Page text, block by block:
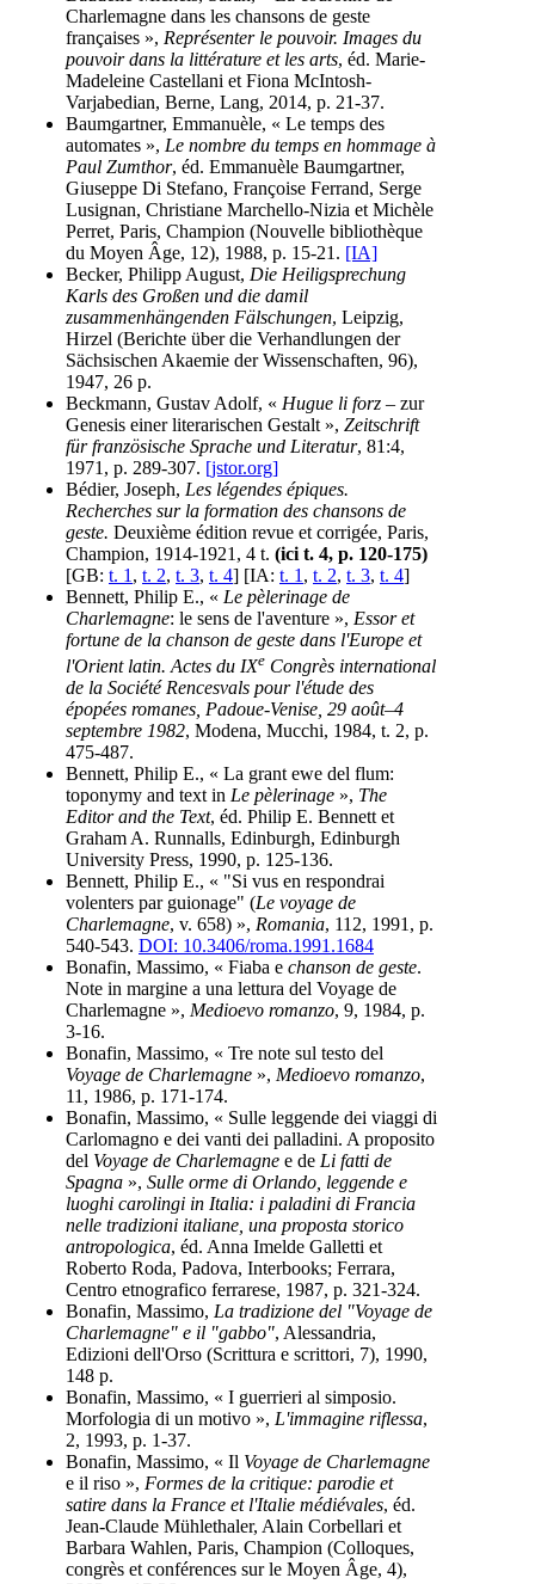
Charlemagne dans les chansons de geste
françaises », Représenter le pouvoir. Images du
pouvoir dans la littérature et les arts, éd. Marie-
Madeleine Castellani et Fiona McIntosh-
Varjabedian, Berne, Lang, 2014, p. 21-37.
Baumgartner, Emmanuèle, « Le temps des
automates », Le nombre du temps en hommage à
Paul Zumthor, éd. Emmanuèle Baumgartner,
Giuseppe Di Stefano, Françoise Ferrand, Serge
Lusignan, Christiane Marchello-Nizia et Michèle
Perret, Paris, Champion (Nouvelle bibliothèque
du Moyen Âge, 12), 1988, p. 15-21. [IA]
Becker, Philipp August, Die Heiligsprechung
Karls des Großen und die damil
zusammenhängenden Fälschungen, Leipzig,
Hirzel (Berichte über die Verhandlungen der
Sächsischen Akaemie der Wissenschaften, 96),
1947, 26 p.
Beckmann, Gustav Adolf, « Hugue li forz – zur
Genesis einer literarischen Gestalt », Zeitschrift
für französische Sprache und Literatur, 81:4,
1971, p. 289-307. [jstor.org]
Bédier, Joseph, Les légendes épiques.
Recherches sur la formation des chansons de
geste. Deuxième édition revue et corrigée, Paris,
Champion, 1914-1921, 4 t. (ici t. 4, p. 120-175)
[GB: t. 1 , t. 2, t. 3, t. 4] [IA: t. 1 , t. 2, t. 3, t. 4]
Bennett, Philip E., « Le pèlerinage de
Charlemagne: le sens de l'aventure », Essor et
fortune de la chanson de geste dans l'Europe et
l'Orient latin. Actes du IXe Congrès international
de la Société Rencesvals pour l'étude des
épopées romanes, Padoue-Venise, 29 août–4
septembre 1982, Modena, Mucchi, 1984, t. 2, p.
475-487.
Bennett, Philip E., « La grant ewe del flum:
toponymy and text in Le pèlerinage », The
Editor and the Text, éd. Philip E. Bennett et
Graham A. Runnalls, Edinburgh, Edinburgh
University Press, 1990, p. 125-136.
Bennett, Philip E., « "Si vus en respondrai
volenters par guionage" (Le voyage de
Charlemagne, v. 658) », Romania, 112, 1991, p.
540-543. DOI: 10.3406/roma.1991.1684
Bonafin, Massimo, « Fiaba e chanson de geste.
Note in margine a una lettura del Voyage de
Charlemagne », Medioevo romanzo, 9, 1984, p.
3-16.
Bonafin, Massimo, « Tre note sul testo del
Voyage de Charlemagne », Medioevo romanzo,
11, 1986, p. 171-174.
Bonafin, Massimo, « Sulle leggende dei viaggi di
Carlomagno e dei vanti dei palladini. A proposito
del Voyage de Charlemagne e de Li fatti de
Spagna », Sulle orme di Orlando, leggende e
luoghi carolingi in Italia: i paladini di Francia
nelle tradizioni italiane, una proposta storico
antropologica, éd. Anna Imelde Galletti et
Roberto Roda, Padova, Interbooks; Ferrara,
Centro etnografico ferrarese, 1987, p. 321-324.
Bonafin, Massimo, La tradizione del "Voyage de
Charlemagne" e il "gabbo", Alessandria,
Edizioni dell'Orso (Scrittura e scrittori, 7), 1990,
148 p.
Bonafin, Massimo, « I guerrieri al simposio.
Morfologia di un motivo », L'immagine riflessa,
2, 1993, p. 1-37.
Bonafin, Massimo, « Il Voyage de Charlemagne
e il riso », Formes de la critique: parodie et
satire dans la France et l'Italie médiévales, éd.
Jean-Claude Mühlethaler, Alain Corbellari et
Barbara Wahlen, Paris, Champion (Colloques,
congrès et conférences sur le Moyen Âge, 4),